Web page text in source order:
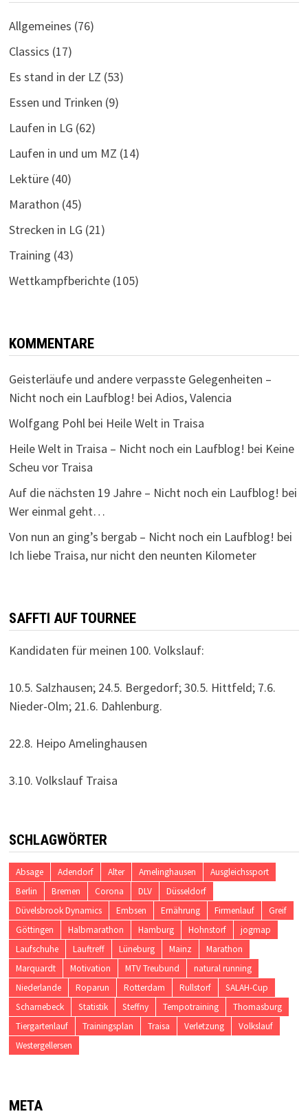
Allgemeines (76)
Classics (17)
Es stand in der LZ (53)
Essen und Trinken (9)
Laufen in LG (62)
Laufen in und um MZ (14)
Lektüre(40)
Marathon (45)
Strecken in LG (21)
Training (43)
Wettkampfberichte(105)
KOMMENTARE
Geisterläufe und andere verpasste Gelegenheiten –
Nicht noch ein Laufblog! bei Adios, Valencia
Wolfgang Pohlbei Heile Welt in Traisa
Heile Welt in Traisa – Nicht noch ein Laufblog! bei Keine
Scheu vor Traisa
Auf die nächsten 19 Jahre – Nicht noch ein Laufblog! bei
Wer einmal geht…
Von nun an ging’s bergab – Nicht noch ein Laufblog! bei
Ich liebe Traisa, nur nicht den neunten Kilometer
SAFFTI AUF TOURNEE
Kandidaten für meinen 100. Volkslauf:
10.5. Salzhausen; 24.5. Bergedorf; 30.5. Hittfeld; 7.6.
Nieder-Olm; 21.6. Dahlenburg.
22.8. Heipo Amelinghausen
3.10. Volkslauf Traisa
SCHLAGWÖRTER
Absage Adendorf Alter Amelinghausen
Ausgleichssport
Berlin
Bremen Corona DLV
Düsseldorf
Düvelsbrook Dynamics
Embsen Ernährung Firmenlauf
Greif
Göttingen
Halbmarathon Hamburg Hohnstorf
jogmap
Laufschuhe
Lauftreff Lüneburg Mainz
Marathon
Marquardt
Motivation MTV Treubund
natural running
Niederlande
Roparun Rotterdam Rullstorf
SALAH-Cup
Scharnebeck
Statistik Steffny Tempotraining
Thomasburg
Tiergartenlauf
Trainingsplan Traisa Verletzung
Volkslauf
Westergellersen
META